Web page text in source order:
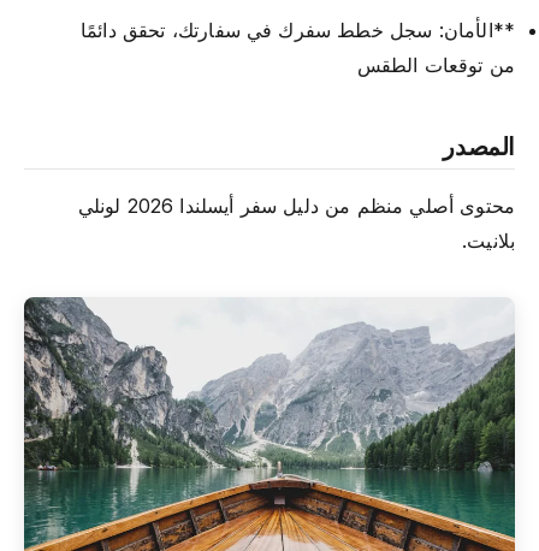
**الأمان: سجل خطط سفرك في سفارتك، تحقق دائمًا
من توقعات الطقس
المصدر
محتوى أصلي منظم من دليل سفر أيسلندا 2026 لونلي
بلانيت.